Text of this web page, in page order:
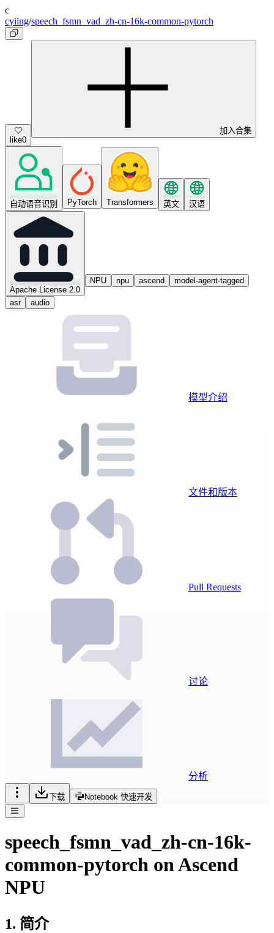
c
cyiing/speech_fsmn_vad_zh-cn-16k-common-pytorch
like0
加入合集
自动语音识别 PyTorch Transformers 英文 汉语
Apache License 2.0
NPU npu ascend model-agent-tagged
asr audio
模型介绍
文件和版本
Pull Requests
讨论
分析
下载 Notebook 快速开发
speech_fsmn_vad_zh-cn-16k-
common-pytorch on Ascend
NPU
1. 简介